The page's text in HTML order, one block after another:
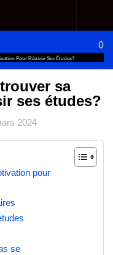
0
Pour Réussir Ses Études?
sa
ses études?
2024
pour
se